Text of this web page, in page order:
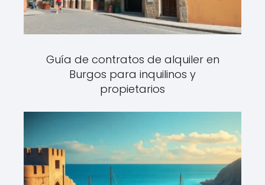
Guía de contratos de alquiler en
Burgos para inquilinos y
propietarios